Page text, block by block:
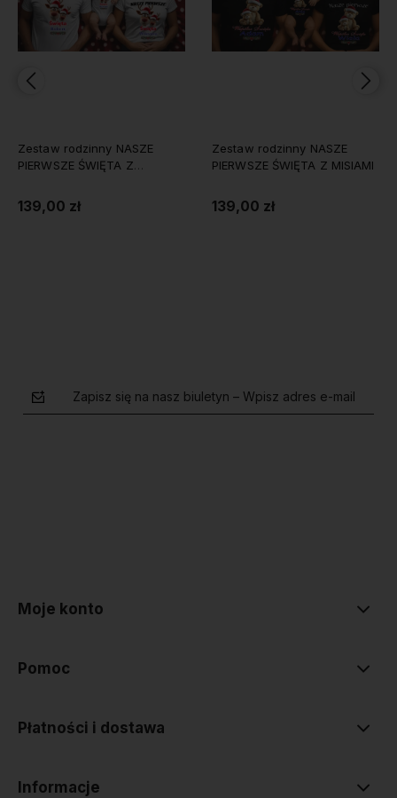
NASZE
Z
Zestaw rodzinny NASZE
PIERWSZE ŚWIĘTA Z MISIAMI
Zestaw
Zapisz się na nasz biuletyn – Wpisz adres e-mail
Moje konto
Pomoc
Płatności i dostawa
Informacje